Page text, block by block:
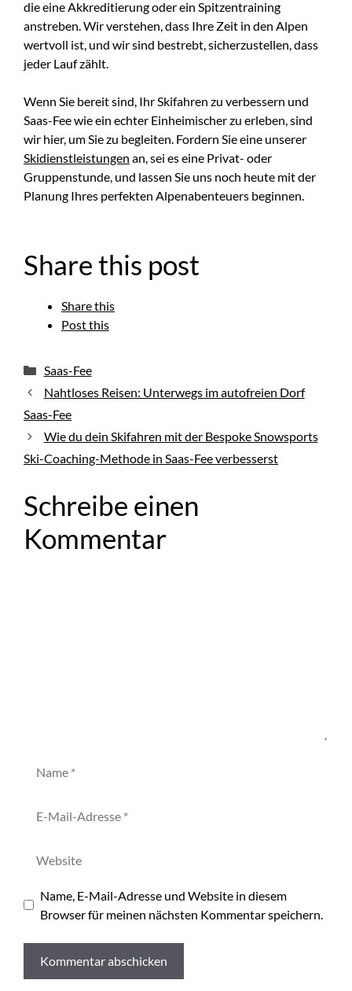
die eine Akkreditierung oder ein Spitzentraining
anstreben. Wir verstehen, dass Ihre Zeit in den Alpen
wertvoll ist, und wir sind bestrebt, sicherzustellen, dass
jeder Lauf zählt.
Wenn Sie bereit sind, Ihr Skifahren zu verbessern und
Saas-Fee wie ein echter Einheimischer zu erleben, sind
wir hier, um Sie zu begleiten. Fordern Sie eine unserer
Skidienstleistungen an, sei es eine Privat- oder
Gruppenstunde, und lassen Sie uns noch heute mit der
Planung Ihres perfekten Alpenabenteuers beginnen.
Share this post
Share this
Post this
Kategorien
Saas-Fee
Nahtloses Reisen: Unterwegs im autofreien Dorf
Saas-Fee
Wie du dein Skifahren mit der Bespoke Snowsports
Ski-Coaching-Methode in Saas-Fee verbesserst
Schreibe einen
Kommentar
Mail-
Name, E-Mail-Adresse und Website in diesem
Browser für meinen nächsten Kommentar speichern.